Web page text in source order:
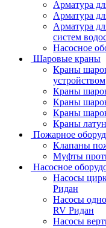
Арматура
Арматура
Арматура
систем
Насосное
Шаровые краны
Краны
устройством
Краны
Краны
Краны
Краны
Пожарное
Клапаны
Муфты
Насосное
Насосы
Ридан
Насосы
RV Ридан
Насосы